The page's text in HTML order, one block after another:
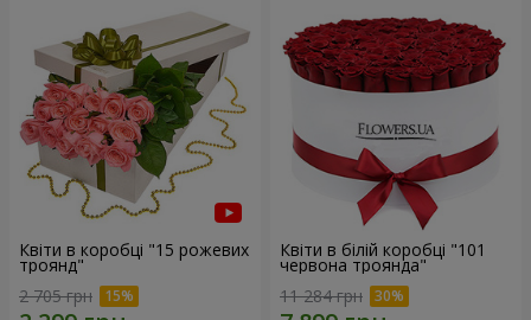
Квіти в коробці "15 рожевих
троянд"
2 705 грн
Квіти в білій коробці "101
червона троянда"
11 284 грн